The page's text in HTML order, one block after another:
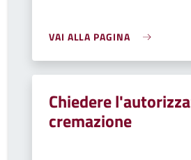
VAI ALLA PAGINA
Chiedere
cremazione